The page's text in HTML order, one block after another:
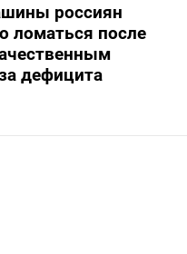
россиян
ломаться после
дефицита